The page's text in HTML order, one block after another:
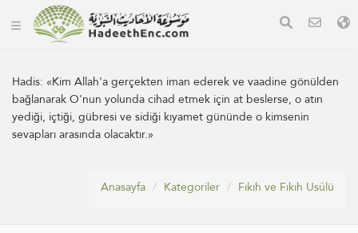
Hadis: «Kim Allah'a gerçekten iman ederek ve vaadine gönülden
bağlanarak O'nun yolunda cihad etmek için at beslerse, o atın
yediği, içtiği, gübresi ve sidiği kıyamet gününde o kimsenin
sevapları arasında olacaktır.»
Anasayfa Kategoriler Fıkıh ve Fıkıh Usûlü